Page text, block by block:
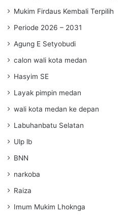
Mukim Firdaus Kembali Terpilih
Periode 2026 – 2031
Agung E Setyobudi
calon wali kota medan
Hasyim SE
Layak pimpin medan
wali kota medan ke depan
Labuhanbatu Selatan
Ulp lb
BNN
narkoba
Raiza
Imum Mukim Lhoknga